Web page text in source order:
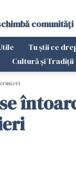
comunități
Tu știi ce
Cultură și Tradiții